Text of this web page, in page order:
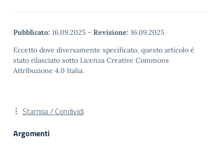
Pubblicato: 16.09.2025 - Revisione: 16.09.2025
Eccetto dove diversamente specificato, questo articolo è
stato rilasciato sotto Licenza Creative Commons
Attribuzione 4.0 Italia.
Stampa / Condividi
Argomenti